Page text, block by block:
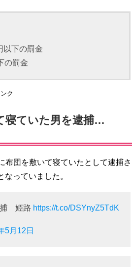
以下の罰金
の罰金
ク
寝ていた男を逮捕…
布団を敷いて寝ていたとして逮捕さ
っていました。
捕 姫路 https://t.co/DSYnyZ5TdK
5月12日